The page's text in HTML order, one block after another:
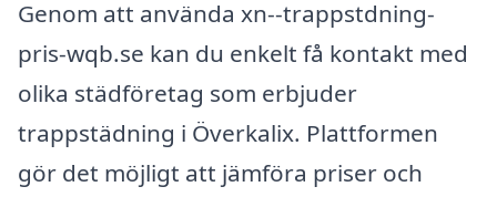
Genom att använda xn--trappstdning-
pris-wqb.se kan du enkelt få kontakt med
olika städföretag som erbjuder
trappstädning i Överkalix. Plattformen
gör det möjligt att jämföra priser och